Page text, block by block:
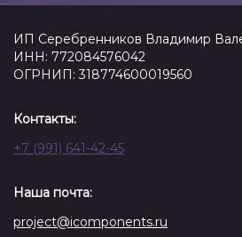
ИП Серебренников Владимир
ИНН: 772084576042
ОГРНИП: 318774600019560
Контакты:
+7 (991) 641-42-45
Наша почта:
project@icomponents.ru